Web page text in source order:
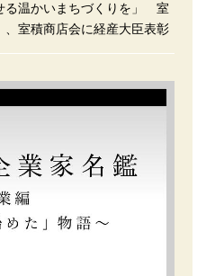
る温かいまちづくりを」 室
、室積商店会に経産大臣表彰